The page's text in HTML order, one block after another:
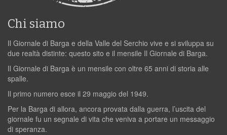
Chi siamo
Il Giornale di Barga e della Valle del Serchio vive e si sviluppa su
due realtà distinte: questo sito e il mensile Il Giornale di Barga.
Il Giornale di Barga è un mensile con oltre 65 anni di storia alle
spalle.
Il primo numero esce il 29 maggio del 1949.
Per la Barga di allora, ancora provata dalla guerra, l’uscita del
giornale fu un segnale di vita che veniva a portare un messaggio
di speranza.